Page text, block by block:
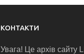
КОНТАКТИ
Увага! Це архів сайту